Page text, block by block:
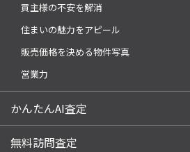
買主様の不安を解消
住まいの魅力をアピール
販売価格を決める物件写真
営業力
かんたんAI査定
無料訪問査定